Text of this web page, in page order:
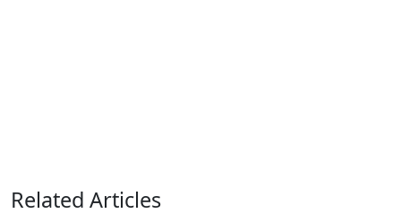
Related Articles